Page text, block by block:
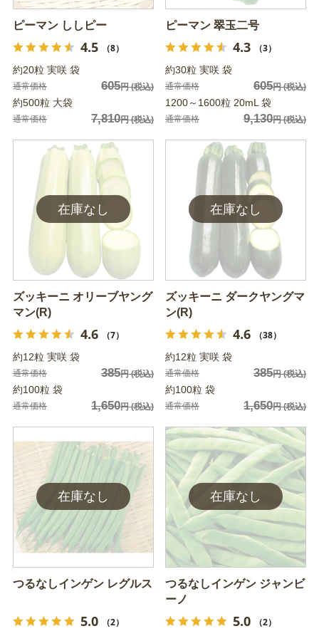
ピーマン ししピー
4.5 （8）
約20粒 実咲 袋
通常価格 605円(税込)
約500粒 大袋
通常価格 7,810円(税込)
ピーマン 翠玉二号
4.3 （3）
約30粒 実咲 袋
通常価格 605円(税込)
1200～1600粒 20mL 袋
通常価格 9,130円(税込)
ズッキーニ オリーブヤング
マン(R)
4.6 （7）
約12粒 実咲 袋
通常価格 385円(税込)
約100粒 袋
通常価格 1,650円(税込)
ズッキーニ ダークヤングマ
ン(R)
4.6 （38）
約12粒 実咲 袋
通常価格 385円(税込)
約100粒 袋
通常価格 1,650円(税込)
つるなしインゲン レグルス
5.0 （2）
つるなしインゲン ジャンビ
ーノ
5.0 （2）